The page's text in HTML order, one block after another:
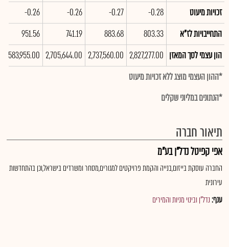
זכויות מיעוט
-0.28
-0.27
-0.26
-0.26
התחייבויות לז"א
803.33
883.68
741.19
951.56
הון עצמי לסך המאזן 2,827,277.00
2,737,560.00
2,705,644.00
2,583,955.00
*ההון העצמי מוצג ללא זכויות מיעוט
*הנתונים במליוני שקלים
תיאור חברה
אפי קפיטל נדל"ן בע"מ
החברה עוסקת בייזום,בנייה והקמת פרויקטים למגורים,מסחר ומשרדים בישראל,וכן בהתחדשות
עירונית
ענף:נדל"ן ובינוי מניות והמירים